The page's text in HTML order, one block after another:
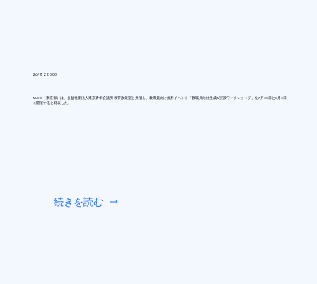
26/7/22 0:00
AIUEO（東京都）は、公益社団法人東京青年会議所 教育政策室と共催し、教職員向け無料イベント「教職員向け生成AI実践ワークショップ」を7月30日と8月3日
に開催すると発表した。
続きを読む